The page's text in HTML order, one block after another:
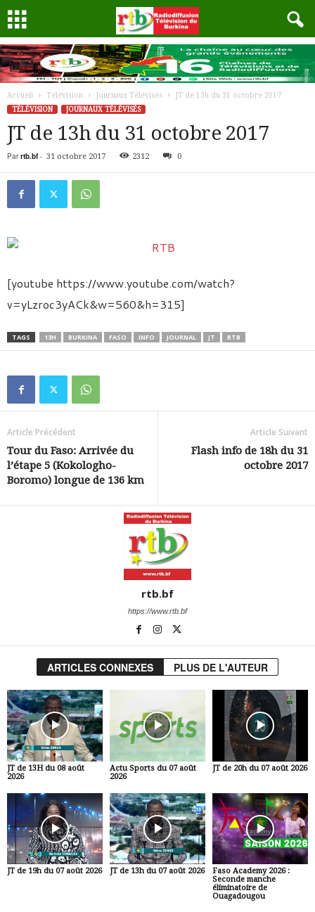
Accueil Télévision Journaux Télévisés
JT de 13h du 31 octobre 2017
TÉLÉVISION
JOURNAUX TÉLÉVISÉS
JT de 13h du 31 octobre 2017
Par rtb.bf- 31 octobre 2017 2312 0
[youtube https://www.youtube.com/watch?
v=yLzroc3yACk&w=560&h=315]
TAGS 13H BURKINA FASO INFO JOURNAL JT RTB
Article Précédent
Tour du Faso: Arrivée du
l’étape 5 (Kokologho-
Boromo) longue de 136 km
Article Suivant
Flash info de 18h du 31
octobre 2017
rtb.bf
https://www.rtb.bf
ARTICLES CONNEXES PLUS DE L'AUTEUR
JT de 13H du 08 août
2026
Actu Sports du 07 août
2026
JT de 20h du 07 août 2026
JT de 19h du 07 août 2026 JT de 13h du 07 août 2026
Faso Academy 2026 :
Seconde manche
éliminatoire de
Ouagadougou